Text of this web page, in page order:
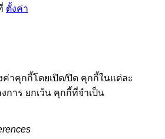
ตั้งค่า
าคุกกี้โดยเปิด/ปิด คุกกี้ในแต่ละ
การ ยกเว้น คุกกี้ที่จำเป็น